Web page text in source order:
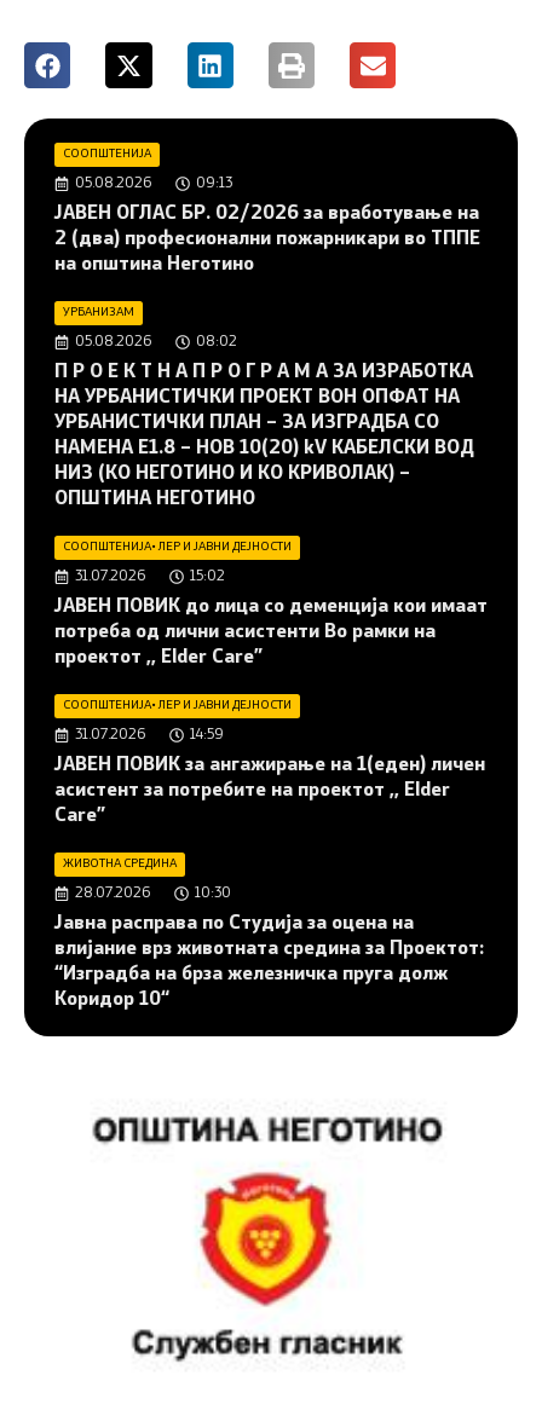
СООПШТЕНИЈА
05.08.2026 09:13
JAВЕН ОГЛАС БР. 02/2026 за вработување на
2 (два) професионални пожарникари во ТППЕ
на општина Неготино
УРБАНИЗАМ
05.08.2026 08:02
П Р О Е К Т Н А П Р О Г Р А М А ЗА ИЗРАБОТКА
НА УРБАНИСТИЧКИ ПРОЕКТ ВОН ОПФАТ НА
УРБАНИСТИЧКИ ПЛАН – ЗА ИЗГРАДБА СО
НАМЕНА Е1.8 – НОВ 10(20) kV КАБЕЛСКИ ВОД
НИЗ (КО НЕГОТИНО И КО КРИВОЛАК) –
ОПШТИНА НЕГОТИНО
СООПШТЕНИЈА•ЛЕР И ЈАВНИ ДЕЈНОСТИ
31.07.2026 15:02
JАВЕН ПОВИК до лица со деменција кои имаат
потреба од лични асистенти Во рамки на
проектот ,, Elder Care”
СООПШТЕНИЈА•ЛЕР И ЈАВНИ ДЕЈНОСТИ
31.07.2026 14:59
JАВЕН ПОВИК за ангажирање на 1(еден) личен
асистент за потребите на проектот ,, Elder
Care”
ЖИВОТНА СРЕДИНА
28.07.2026 10:30
Јавна расправа по Студија за оцена на
влијание врз животната средина за Проектот:
“Изградба на брза железничка пруга долж
Коридор 10“